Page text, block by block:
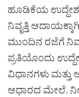
ಹೂಡಿಕೆಯ
ನಿವೃತ್ತಿ ಆದಾಯಕ್ಕಾಗಿ
ಮುಂದಿನ ರಜೆಗೆ
ಪ್ರತಿಯೊಂದು
ವಿಧಾನಗಳು ಮತ್ತು
ಆಧಾರದ ಮೇಲೆ,